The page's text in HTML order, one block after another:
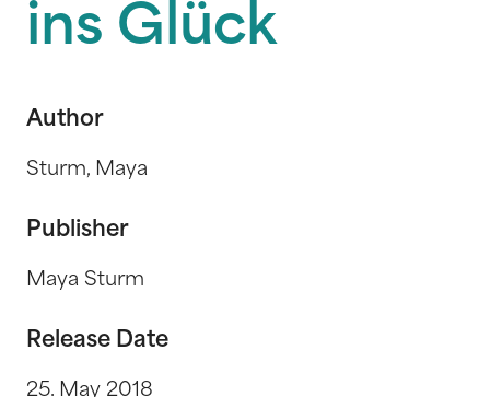
ins Glück
Author
Sturm, Maya
Publisher
Maya Sturm
Release Date
25. May 2018